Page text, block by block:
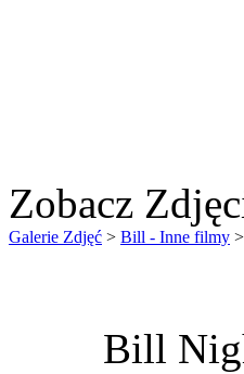
Zobacz
Galerie Zdjęć > Bill - Inne filmy >
Bill